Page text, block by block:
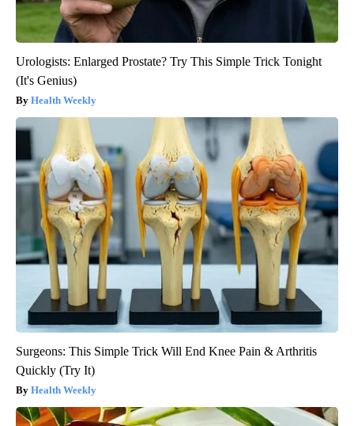
Urologists: Enlarged Prostate? Try This Simple Trick Tonight
(It's Genius)
Health Weekly
Surgeons: This Simple Trick Will End Knee Pain & Arthritis
Quickly (Try It)
Health Weekly